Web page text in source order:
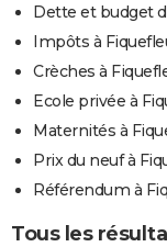
Dette et budget
Impôts à
Crèches à
Ecole privée à
Maternités à
Prix du neuf à
Référendum à
Tous les